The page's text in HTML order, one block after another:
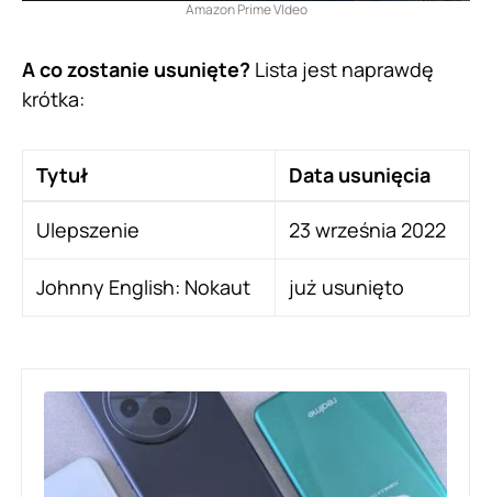
Amazon Prime VIdeo
A co zostanie usunięte? Lista jest naprawdę
krótka:
Tytuł Data usunięcia
Ulepszenie 23 września 2022
Johnny English: Nokaut już usunięto